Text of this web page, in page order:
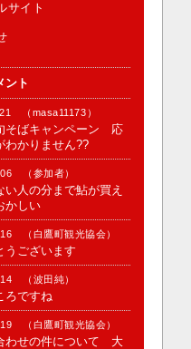
サイト
ント
（masa11173）
そばキャンペーン 応
わかりません??
（参加者）
い人の分まで鮎が買え
かしい
（白鷹町観光協会）
うございます
（波田純）
ろですね
（白鷹町観光協会）
わせの件について 大